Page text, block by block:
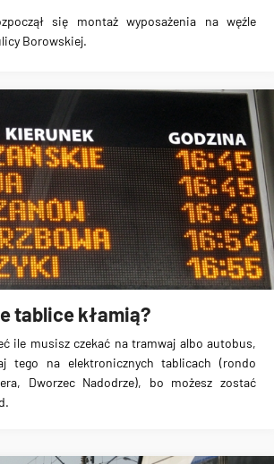
się montaż wyposażenia na węźle
Borowskiej.
tablice kłamią?
ile musisz czekać na tramwaj albo autobus,
tego na elektronicznych tablicach (rondo
Dworzec Nadodrze), bo możesz zostać
.